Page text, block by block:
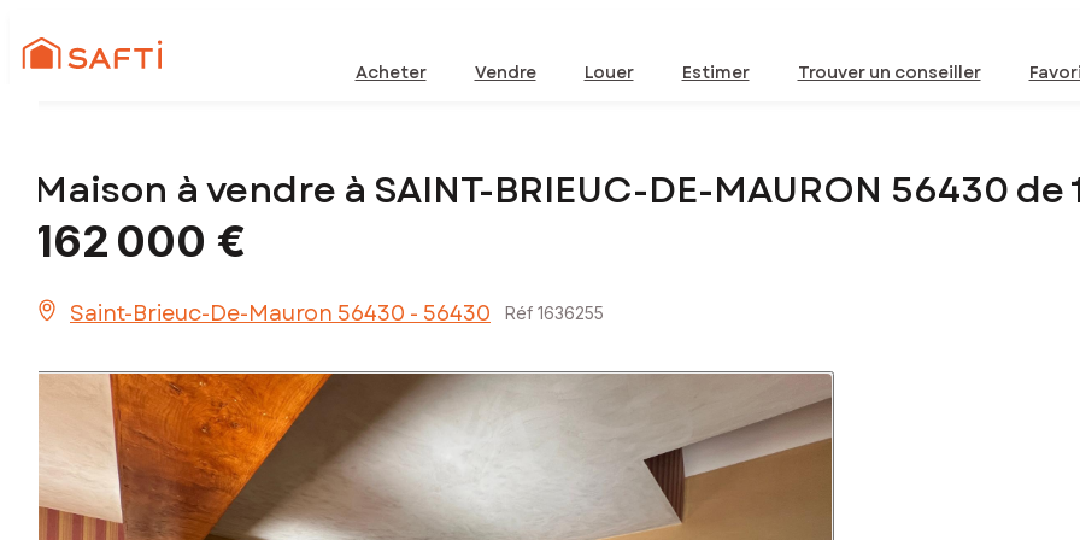
Acheter Vendre Louer Estimer Trouver un conseiller
Maison à vendre à SAINT-BRIEUC-DE-MAURON 56430 de
162 000 €
Saint-Brieuc-De-Mauron 56430 - 56430 Réf 1636255